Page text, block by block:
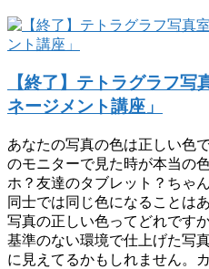
【終了】テトラグラフ
ネージメント講座」
あなたの写真の色は正しい色
のモニターで見た時が本当の
ホ？友達のタブレット？ちゃ
同士では同じ色になることは
写真の正しい色ってどれです
基準のない環境で仕上げた写
に見えてるかもしれません。